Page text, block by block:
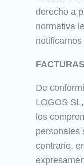
derecho a
normativa
De
LOGOS
los
personales
contrario,